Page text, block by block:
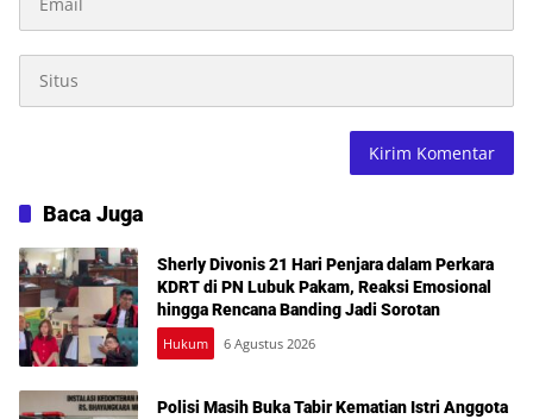
Baca Juga
Sherly Divonis 21 Hari Penjara dalam Perkara
KDRT di PN Lubuk Pakam, Reaksi Emosional
hingga Rencana Banding Jadi Sorotan
Hukum 6 Agustus 2026
Polisi Masih Buka Tabir Kematian Istri Anggota